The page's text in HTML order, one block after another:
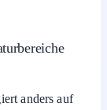
anders auf